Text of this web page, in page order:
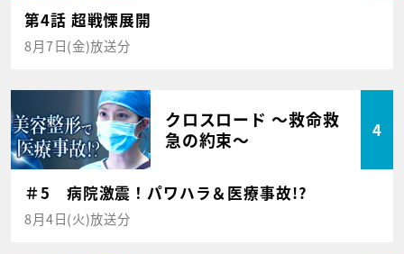
第4話 超戦慄展開
8月7日(金)放送分
クロスロード ～救命救
急の約束～
4
＃5 病院激震！パワハラ＆医療事故!?
8月4日(火)放送分